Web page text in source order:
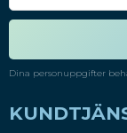
Dina personuppgifter